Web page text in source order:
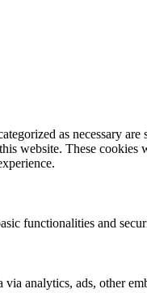
as necessary
website. These
functionalities and
analytics, ads, other